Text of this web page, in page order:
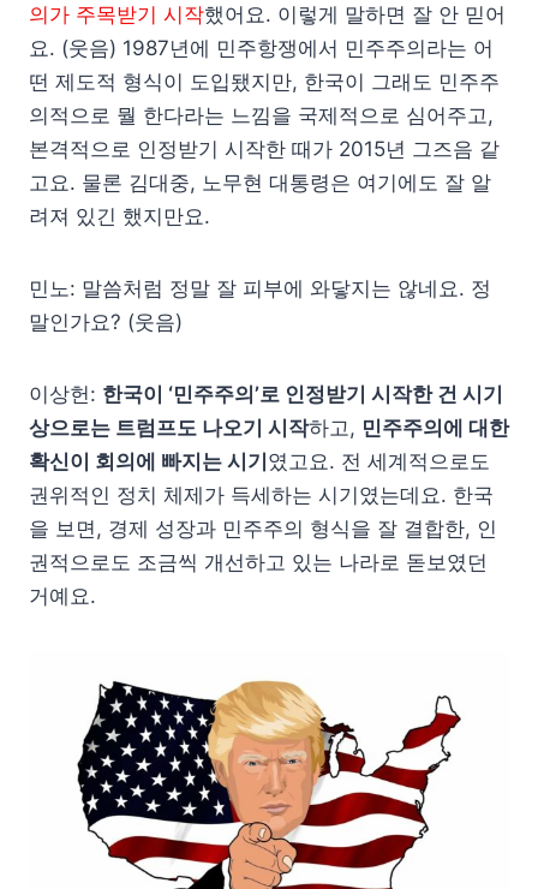
의가 주목받기 시작했어요. 이렇게 말하면 잘 안 믿어
요. (웃음) 1987년에 민주항쟁에서 민주주의라는 어
떤 제도적 형식이 도입됐지만, 한국이 그래도 민주주
의적으로 뭘 한다라는 느낌을 국제적으로 심어주고,
본격적으로 인정받기 시작한 때가 2015년 그즈음 같
고요. 물론 김대중, 노무현 대통령은 여기에도 잘 알
려져 있긴 했지만요.
민노: 말씀처럼 정말 잘 피부에 와닿지는 않네요. 정
말인가요? (웃음)
이상헌: 한국이 ‘민주주의’로 인정받기 시작한 건 시기
상으로는 트럼프도 나오기 시작하고, 민주주의에 대한
확신이 회의에 빠지는 시기였고요. 전 세계적으로도
권위적인 정치 체제가 득세하는 시기였는데요. 한국
을 보면, 경제 성장과 민주주의 형식을 잘 결합한, 인
권적으로도 조금씩 개선하고 있는 나라로 돋보였던
거예요.